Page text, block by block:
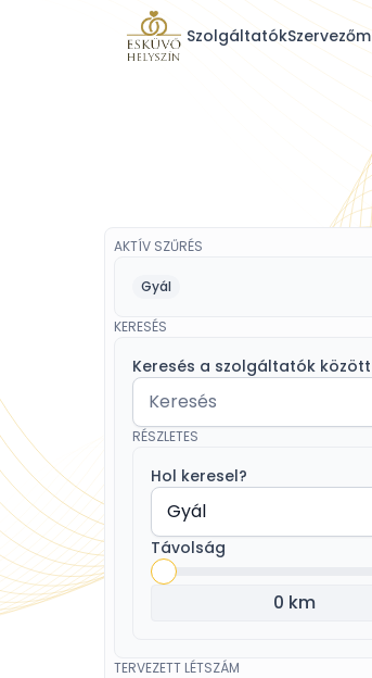
SzolgáltatókSzervezőm
AKTÍV SZŰRÉS
Gyál
KERESÉS
Keresés a szolgáltatók között
RÉSZLETES
Hol keresel?
Távolság
0 km
TERVEZETT LÉTSZÁM